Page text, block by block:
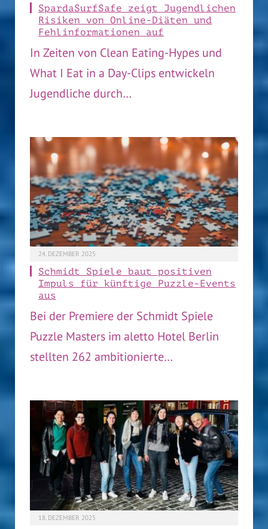
SpardaSurfSafe zeigt Jugendlichen
Risiken von Online-Diäten und
Fehlinformationen auf
In Zeiten von Clean Eating-Hypes und
What I Eat in a Day-Clips entwickeln
Jugendliche durch…
24. DEZEMBER 2025
Schmidt Spiele baut positiven
Impuls für künftige Puzzle-Events
aus
Bei der Premiere der Schmidt Spiele
Puzzle Masters im aletto Hotel Berlin
stellten 262 ambitionierte…
18. DEZEMBER 2025